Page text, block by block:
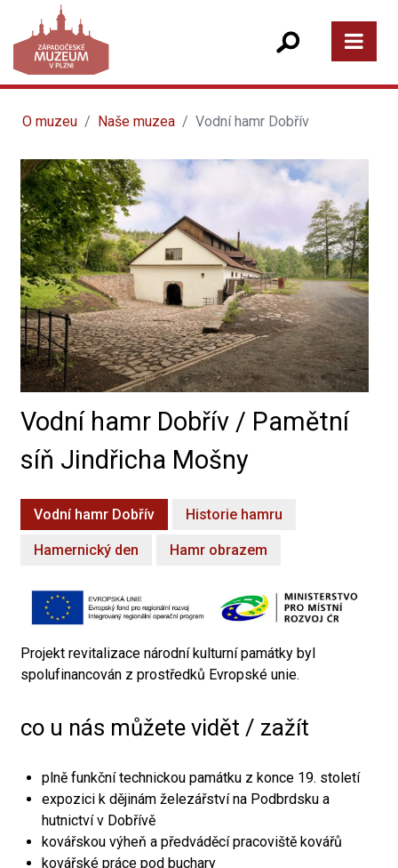
O muzeu Naše muzea Vodní hamr Dobřív
Vodní hamr Dobřív / Pamětní
síň Jindřicha Mošny
Vodní hamr Dobřív Historie hamru
Hamernický den Hamr obrazem
Projekt revitalizace národní kulturní památky byl
spolufinancován z prostředků Evropské unie.
co u nás můžete vidět / zažít
plně funkční technickou památku z konce 19. století
expozici k dějinám železářství na Podbrdsku a
hutnictví v Dobřívě
kovářskou výheň a předváděcí pracoviště kovářů
kovářské práce pod buchary